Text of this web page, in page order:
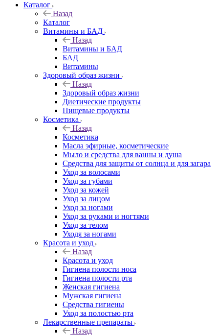
Каталог
Назад
Каталог
Витамины и БАД
Назад
Витамины и БАД
БАД
Витамины
Здоровый образ жизни
Назад
Здоровый образ жизни
Диетические продукты
Пищевые продукты
Косметика
Назад
Косметика
Масла эфирные, косметические
Мыло и средства для ванны и душа
Средства для защиты от солнца и для загара
Уход за волосами
Уход за губами
Уход за кожей
Уход за лицом
Уход за ногами
Уход за руками и ногтями
Уход за телом
Уходя за ногами
Красота и уход
Назад
Красота и уход
Гигиена полости носа
Гигиена полости рта
Женская гигиена
Мужская гигиена
Средства гигиены
Уход за полостью рта
Лекарственные препараты
Назад